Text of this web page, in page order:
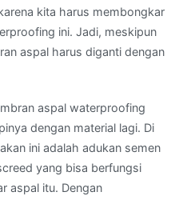
kita harus membongkar
ini. Jadi, meskipun
aspal harus diganti dengan
aspal waterproofing
dengan material lagi. Di
ini adalah adukan semen
yang bisa berfungsi
aspal itu. Dengan